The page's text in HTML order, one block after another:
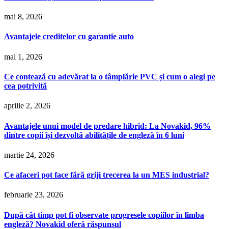
mai 8, 2026
Avantajele creditelor cu garantie auto
mai 1, 2026
Ce contează cu adevărat la o tâmplărie PVC și cum o alegi pe
cea potrivită
aprilie 2, 2026
Avantajele unui model de predare hibrid: La Novakid, 96%
dintre copii își dezvoltă abilitățile de engleză în 6 luni
martie 24, 2026
Ce afaceri pot face fără griji trecerea la un MES industrial?
februarie 23, 2026
După cât timp pot fi observate progresele copiilor în limba
engleză? Novakid oferă răspunsul